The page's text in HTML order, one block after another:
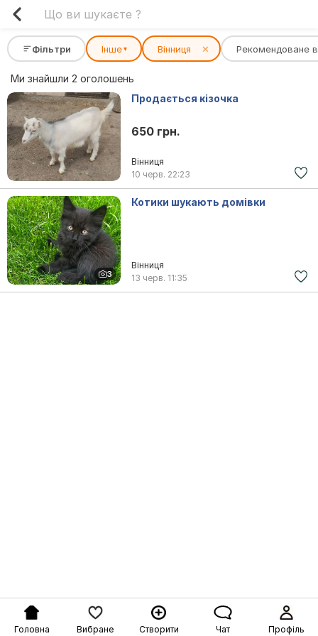
Фільтри Інше ▾ Вінниця ✕ Рекомендоване
Ми знайшли 2 оголошень
Продається кізочка
650 грн.
Вінниця
10 черв. 22:23
3
Котики шукають домівки
Вінниця
13 черв. 11:35
Головна Вибране Створити Чат Профіль